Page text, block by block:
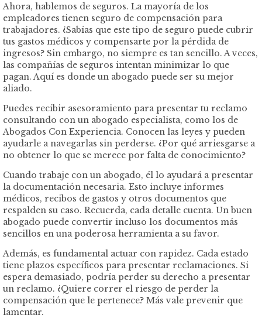
Ahora, hablemos de seguros. La mayoría de los
empleadores tienen seguro de compensación para
trabajadores. ¿Sabías que este tipo de seguro puede cubrir
tus gastos médicos y compensarte por la pérdida de
ingresos? Sin embargo, no siempre es tan sencillo. A veces,
las compañías de seguros intentan minimizar lo que
pagan. Aquí es donde un abogado puede ser su mejor
aliado.
Puedes recibir asesoramiento para presentar tu reclamo
consultando con un abogado especialista, como los de
Abogados Con Experiencia. Conocen las leyes y pueden
ayudarle a navegarlas sin perderse. ¿Por qué arriesgarse a
no obtener lo que se merece por falta de conocimiento?
Cuando trabaje con un abogado, él lo ayudará a presentar
la documentación necesaria. Esto incluye informes
médicos, recibos de gastos y otros documentos que
respalden su caso. Recuerda, cada detalle cuenta. Un buen
abogado puede convertir incluso los documentos más
sencillos en una poderosa herramienta a su favor.
Además, es fundamental actuar con rapidez. Cada estado
tiene plazos específicos para presentar reclamaciones. Si
espera demasiado, podría perder su derecho a presentar
un reclamo. ¿Quiere correr el riesgo de perder la
compensación que le pertenece? Más vale prevenir que
lamentar.